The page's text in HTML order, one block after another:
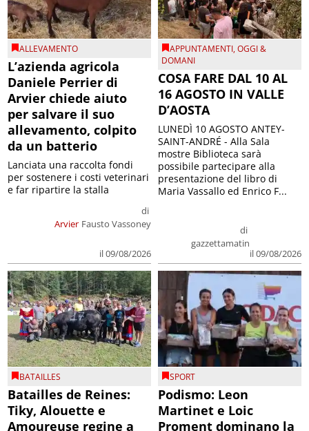
ALLEVAMENTO
L’azienda agricola
Daniele Perrier di
Arvier chiede aiuto
per salvare il suo
allevamento, colpito
da un batterio
Arvier
di
Fausto Vassoney
il 09/08/2026
Lanciata una raccolta fondi
per sostenere i costi veterinari
e far ripartire la stalla
APPUNTAMENTI,OGGI &
DOMANI
COSA FARE DAL 10 AL
16 AGOSTO IN VALLE
D’AOSTA
di
gazzettamatin
il 09/08/2026
LUNEDÌ 10 AGOSTO ANTEY-
SAINT-ANDRÉ - Alla Sala
mostre Biblioteca sarà
possibile partecipare alla
presentazione del libro di
Maria Vassallo ed Enrico F...
BATAILLES
Batailles de Reines:
Tiky, Alouette e
Amoureuse regine a
SPORT
Podismo: Leon
Martinet e Loic
Proment dominano la